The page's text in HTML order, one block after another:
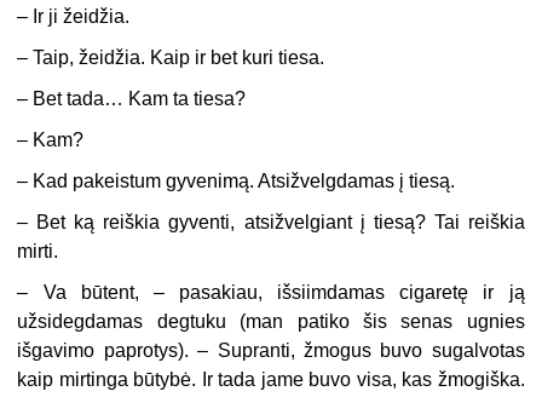
– Ir ji žeidžia.
– Taip, žeidžia. Kaip ir bet kuri tiesa.
– Bet tada… Kam ta tiesa?
– Kam?
– Kad pakeistum gyvenimą. Atsižvelgdamas į tiesą.
– Bet ką reiškia gyventi, atsižvelgiant į tiesą? Tai reiškia
mirti.
– Va būtent, – pasakiau, išsiimdamas cigaretę ir ją
užsidegdamas degtuku (man patiko šis senas ugnies
išgavimo paprotys). – Supranti, žmogus buvo sugalvotas
kaip mirtinga būtybė. Ir tada jame buvo visa, kas žmogiška.